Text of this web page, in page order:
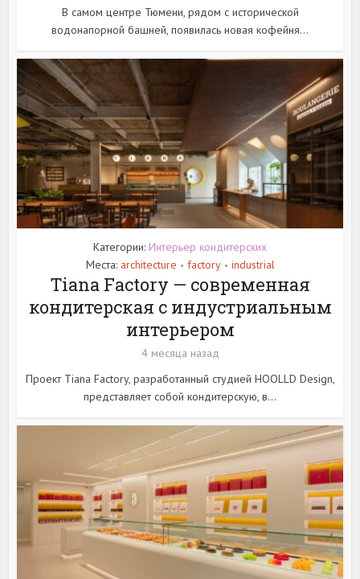
В самом центре Тюмени, рядом с исторической
водонапорной башней, появилась новая кофейня...
Категории: Интерьер кондитерских
Места: architecture • factory • industrial
Tiana Factory — современная
кондитерская с индустриальным
интерьером
4 месяца назад
Проект Tiana Factory, разработанный студией HOOLLD Design,
представляет собой кондитерскую, в...